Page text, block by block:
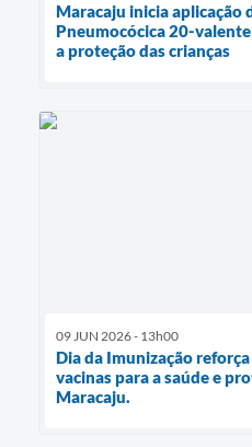
Maracaju inicia aplicação
Pneumocócica 20-
a proteção das crianças
09 JUN 2026 - 13h00
Dia da Imunização
vacinas para a saúde e
Maracaju.